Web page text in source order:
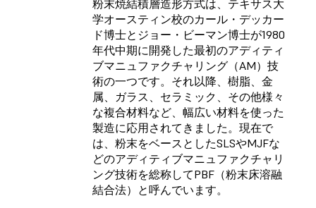
粉末焼結積層造形方式は、テキサス大
学オースティン校のカール・デッカー
ド博士とジョー・ビーマン博士が1980
年代中期に開発した最初のアディティ
ブマニュファクチャリング（AM）技
術の一つです。それ以降、樹脂、金
属、ガラス、セラミック、その他様々
な複合材料など、幅広い材料を使った
製造に応用されてきました。現在で
は、粉末をベースとしたSLSやMJFな
どのアディティブマニュファクチャリ
ング技術を総称してPBF（粉末床溶融
結合法）と呼んでいます。